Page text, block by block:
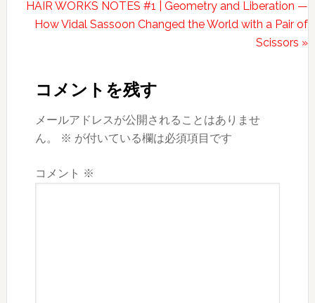
次
の
HAIR WORKS NOTES #1 | Geometry and Liberation —
How Vidal Sassoon Changed the World with a Pair of
Scissors »
Interactions
コメントを残す
メールアドレスが公開されることはありませ
ん。
※ が付いている欄は必須項目です
コメント ※